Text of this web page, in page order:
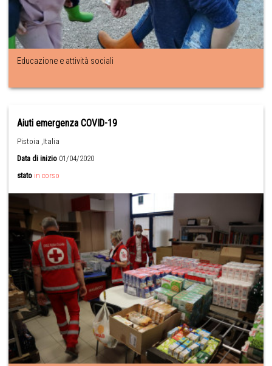
Educazione e attività sociali
Aiuti emergenza COVID-19
Pistoia ,Italia
Data di inizio 01/04/2020
stato in corso